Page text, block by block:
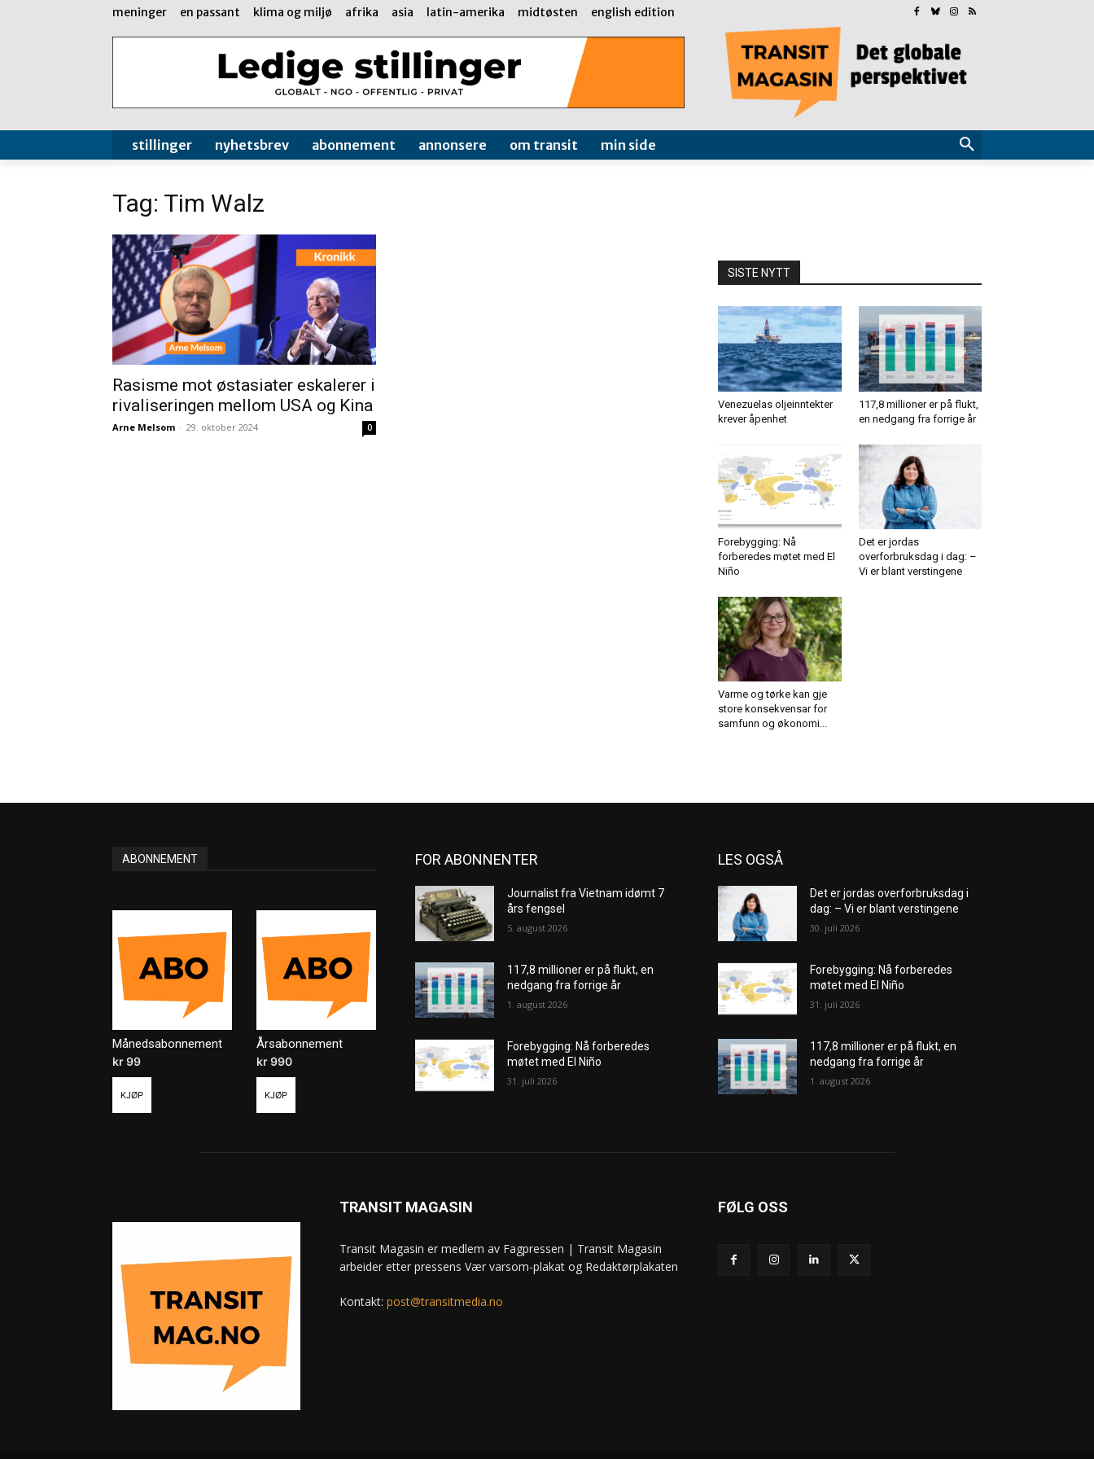
meninger en passant klima og miljø afrika asia latin-amerika midtøsten english edition
stillinger nyhetsbrev abonnement annonsere om transit min side
Tag: Tim Walz
Rasisme mot østasiater eskalerer i
rivaliseringen mellom USA og Kina
Arne Melsom - 29. oktober 2024 0
SISTE NYTT
Venezuelas oljeinntekter
krever åpenhet
117,8 millioner er på flukt,
en nedgang fra forrige år
Forebygging: Nå
forberedes møtet med El
Niño
Det er jordas
overforbruksdag i dag: –
Vi er blant verstingene
Varme og tørke kan gje
store konsekvensar for
samfunn og økonomi...
ABONNEMENT
Månedsabonnement
kr99
KJØP
Årsabonnement
kr990
KJØP
FOR ABONNENTER
Journalist fra Vietnam idømt 7
års fengsel
5. august 2026
117,8 millioner er på flukt, en
nedgang fra forrige år
1. august 2026
Forebygging: Nå forberedes
møtet med El Niño
31. juli 2026
LES OGSÅ
Det er jordas overforbruksdag i
dag: – Vi er blant verstingene
30. juli 2026
Forebygging: Nå forberedes
møtet med El Niño
31. juli 2026
117,8 millioner er på flukt, en
nedgang fra forrige år
1. august 2026
TRANSIT MAGASIN
Transit Magasin er medlem av Fagpressen | Transit Magasin
arbeider etter pressens Vær varsom-plakat og Redaktørplakaten
Kontakt: post@transitmedia.no
FØLG OSS